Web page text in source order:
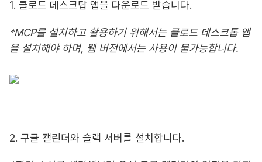
1. 클로드 데스크탑 앱을 다운로드 받습니다.
*MCP를 설치하고 활용하기 위해서는 클로드 데스크톱 앱
을 설치해야 하며, 웹 버전에서는 사용이 불가능합니다.
2. 구글 캘린더와 슬랙 서버를 설치합니다.